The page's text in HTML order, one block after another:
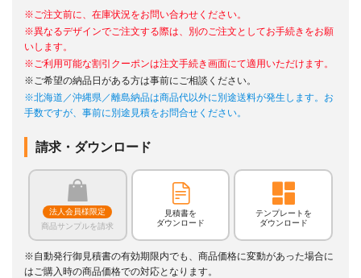
※ご注文前に、在庫状況をお問い合わせください。
※異なるデザインでご注文する際は、別のご注文としてお手続きをお願
いします。
※ご利用可能な割引クーポンは注文手続き画面にて適用いただけます。
※ご希望の納品日がある方は事前にご相談ください。
※北海道／沖縄県／離島納品は商品代以外に別途送料が発生します。お
手数ですが、事前に別途見積をお問合せください。
請求・ダウンロード
法人会員様限定
商品サンプルを請求
見積書を
ダウンロード
テンプレートを
ダウンロード
※自動発行御見積書の有効期限内でも、商品価格に変動があった場合に
はご購入時の商品価格での対応となります。